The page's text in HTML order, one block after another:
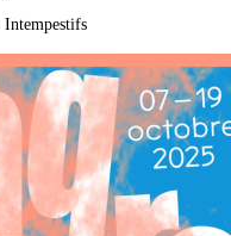
Intempestifs